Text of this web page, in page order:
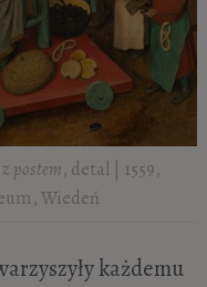
postem, detal | 1559,
Wiedeń
każdemu